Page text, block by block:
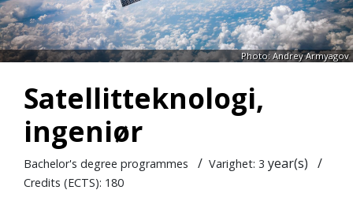
Photo: Andrey Armyagov
Satellitteknologi,
ingeniør
Bachelor's degree programmes / Varighet: 3 year(s) /
Credits (ECTS): 180